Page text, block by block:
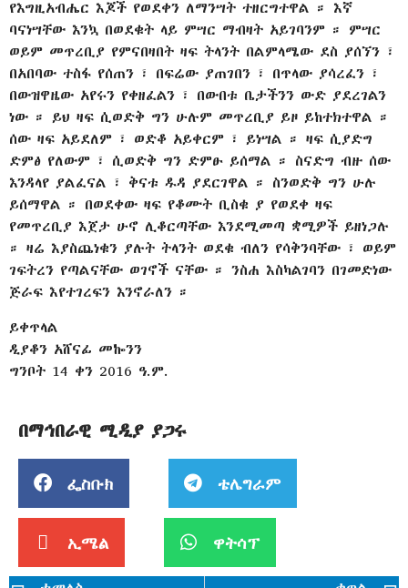
የእግዚአብሔር እጆች የወደቀን ለማንሣት ተዘርግተዋል ። እኛ
ባናነሣቸው እንኳ በወደቁት ላይ ምሣር ማብዛት አይገባንም ። ምሣር
ወይም መጥረቢያ የምናበዛበት ዛፍ ትላንት በልምላሜው ደስ ያሰኘን ፣
በአበባው ተስፋ የሰጠን ፣ በፍሬው ያጠገበን ፣ በጥላው ያሳረፈን ፣
በውዝዋዜው አየሩን የቀዘፈልን ፣ በውበቱ ቤታችንን ውድ ያደረገልን
ነው ። ይህ ዛፍ ሲወድቅ ግን ሁሉም መጥረቢያ ይዞ ይከተክተዋል ።
ሰው ዛፍ አይደለም ፣ ወድቆ አይቀርም ፣ ይነሣል ። ዛፍ ሲያድግ
ድምፅ የለውም ፣ ሲወድቅ ግን ድምፁ ይሰማል ። ስናድግ ብዙ ሰው
እንዳላየ ያልፈናል ፣ ቅናቱ ዱዳ ያደርገዋል ። ስንወድቅ ግን ሁሉ
ይሰማዋል ። በወደቀው ዛፍ የቆሙት ቢስቁ ያ የወደቀ ዛፍ
የመጥረቢያ እጀታ ሁኖ ሊቆርጣቸው እንደሚመጣ ቋሚዎች ይዘነጋሉ
። ዛሬ እያስጨነቁን ያሉት ትላንት ወደቁ ብለን የሳቅንባቸው ፣ ወይም
ገፍትረን የጣልናቸው ወገኖች ናቸው ። ንስሐ እስካልገባን በገመድነው
ጅራፍ እየተገረፍን እንኖራለን ።
ይቀጥላል
ዲያቆን አሸናፊ መኰንን
ግንቦት 14 ቀን 2016 ዓ.ም.
በማኅበራዊ ሚዲያ ያጋሩ
ፌስቡክ ቴሌግራም
ኢሜል ዋትሳፕ